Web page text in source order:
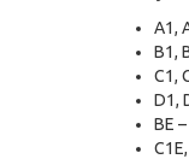
А1,
В1,
С1,
D1,
BЕ –